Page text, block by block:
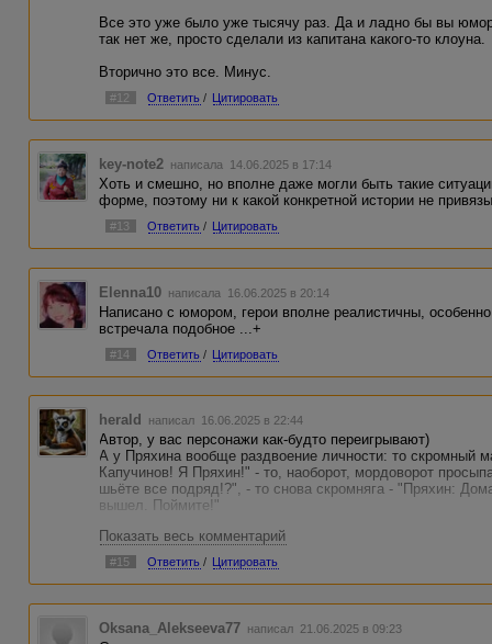
Все это уже было уже тысячу раз. Да и ладно бы вы
так нет же, просто сделали из капитана какого-то клоуна.
Вторично это все. Минус.
#12 Ответить / Цитировать
key-note2 написала 14.06.2025 в 17:14
Хоть и смешно, но вполне даже могли быть такие
форме, поэтому ни к какой конкретной истории не
#13 Ответить / Цитировать
Elenna10 написала 16.06.2025 в 20:14
Написано с юмором, герои вполне реалистичны,
встречала подобное ...+
#14 Ответить / Цитировать
herald написал 16.06.2025 в 22:44
Автор, у вас персонажи как-будто переигрывают)
А у Пряхина вообще раздвоение личности: то скромный
Капучинов! Я Пряхин!" - то, наоборот, мордоворот
шьёте все подряд!?", - то снова скромняга - "Пряхин:
вышел. Поймите!"
И зачем столько деталей? "01:12" , "Открывается
лишнее.
Не знаю, наигранная какая-то история. Как будто
все утрировано, неестественно.
Показать весь комментарий
#15 Ответить / Цитировать
Oksana_Alekseeva77 написал 21.06.2025 в 09:23